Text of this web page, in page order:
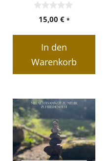
15,00 € *
In den
Warenkorb